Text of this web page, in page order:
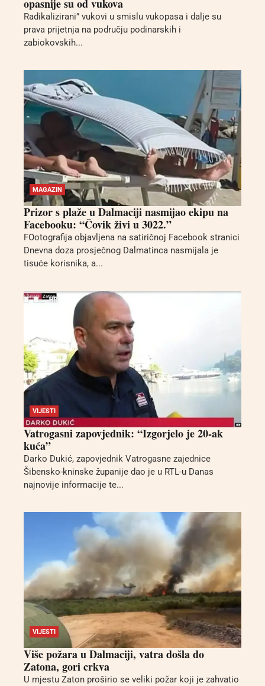
opasnije su od vukova
Radikalizirani” vukovi u smislu vukopasa i dalje su
prava prijetnja na području podinarskih i
zabiokovskih...
MAGAZIN
Prizor s plaže u Dalmaciji nasmijao ekipu na
Facebooku: “Čovik živi u 3022.”
FOotografija objavljena na satiričnoj Facebook stranici
Dnevna doza prosječnog Dalmatinca nasmijala je
tisuće korisnika, a...
VIJESTI
Vatrogasni zapovjednik: “Izgorjelo je 20-ak
kuća”
Darko Dukić, zapovjednik Vatrogasne zajednice
Šibensko-kninske županije dao je u RTL-u Danas
najnovije informacije te...
VIJESTI
Više požara u Dalmaciji, vatra došla do
Zatona, gori crkva
U mjestu Zaton proširio se veliki požar koji je zahvatio